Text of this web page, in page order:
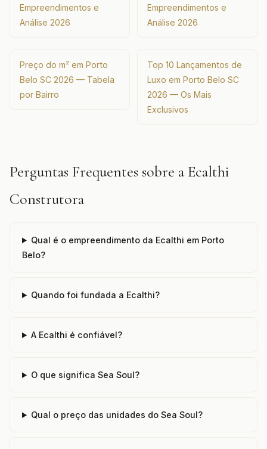
Empreendimentos e
Análise 2026
Empreendimentos e
Análise 2026
Preço do m² em Porto
Belo SC 2026 — Tabela
por Bairro
Top 10 Lançamentos de
Luxo em Porto Belo SC
2026 — Os Mais
Exclusivos
Perguntas Frequentes sobre a Ecalthi
Construtora
Qual é o empreendimento da Ecalthi em Porto
Belo?
Quando foi fundada a Ecalthi?
A Ecalthi é confiável?
O que significa Sea Soul?
Qual o preço das unidades do Sea Soul?